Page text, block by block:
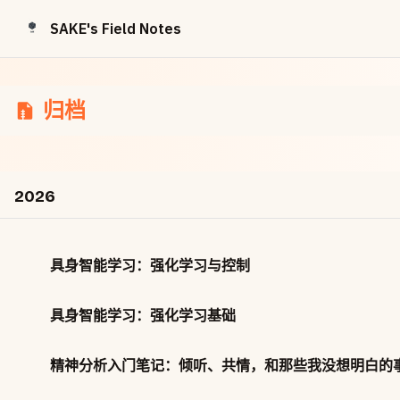
Skip to content
SAKE's Field Notes
归档
2026
具身智能学习：强化学习与控制
具身智能学习：强化学习基础
精神分析入门笔记：倾听、共情，和那些我没想明白的